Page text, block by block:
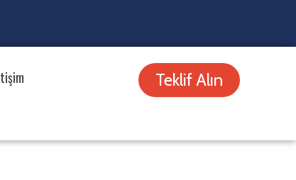
Teklif Alın